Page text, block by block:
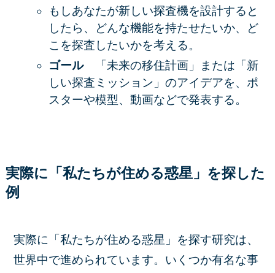
もしあなたが新しい探査機を設計すると
したら、どんな機能を持たせたいか、ど
こを探査したいかを考える。
ゴール
「未来の移住計画」または「新
しい探査ミッション」のアイデアを、ポ
スターや模型、動画などで発表する。
実際に「私たちが住める惑星」を探した
例
実際に「私たちが住める惑星」を探す研究は、
世界中で進められています。いくつか有名な事